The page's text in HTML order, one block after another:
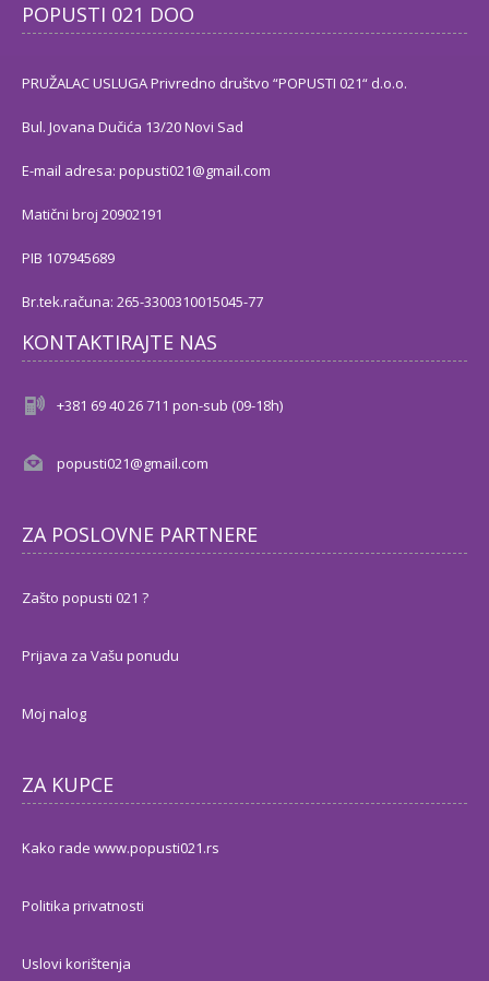
POPUSTI 021 DOO
PRUŽALAC USLUGA Privredno društvo “POPUSTI 021“ d.o.o.
Bul. Jovana Dučića 13/20 Novi Sad
E-mail adresa: popusti021@gmail.com
Matični broj 20902191
PIB 107945689
Br.tek.računa: 265-3300310015045-77
KONTAKTIRAJTE NAS
+381 69 40 26 711 pon-sub (09-18h)
popusti021@gmail.com
ZA POSLOVNE PARTNERE
Zašto popusti 021 ?
Prijava za Vašu ponudu
Moj nalog
ZA KUPCE
Kako rade www.popusti021.rs
Politika privatnosti
Uslovi korištenja